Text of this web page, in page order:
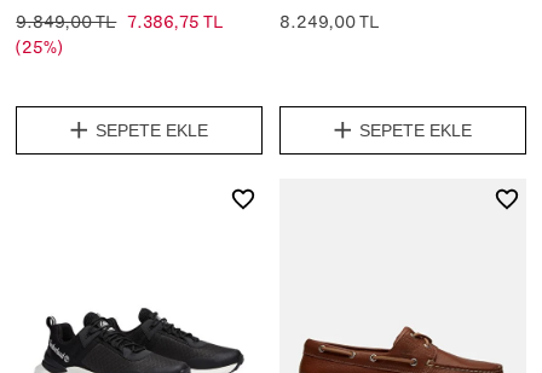
9.849,00 TL 7.386,75 TL
(25%)
SEPETE EKLE
8.249,00 TL
SEPETE EKLE